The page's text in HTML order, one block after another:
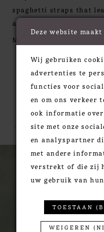
spaghetti straps that
appliqués adorn the
glitter tulle underlay
length train completes
MORE
Products
Carousel
PAUSE AUTOPLAY
PREVIOUS SLIDE
NEXT SLIDE
Deze website
Wij gebruiken
advertenties te
functies voor
en om ons verkeer
ook informatie
site met onze
en analyspartner
met andere
verstrekt of die zij
uw gebruik van
TOESTAAN
WEIGEREN